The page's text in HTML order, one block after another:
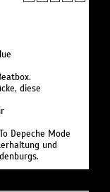
diese
Depeche Mode
und